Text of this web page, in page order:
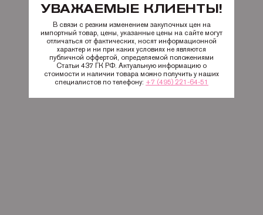
УВАЖАЕМЫЕ КЛИЕНТЫ!
В связи с резким изменением закупочных цен на
импортный товар, цены, указанные цены на сайте могут
отличаться от фактических, носят информационной
характер и ни при каких условиях не являются
публичной оффертой, определяемой положениями
Статьи 437 ГК РФ. Актуальную информацию о
стоимости и наличии товара можно получить у наших
специалистов по телефону: +7 (495) 221-64-51